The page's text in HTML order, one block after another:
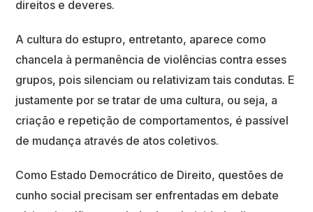
direitos e deveres.
A cultura do estupro, entretanto, aparece como
chancela à permanência de violências contra esses
grupos, pois silenciam ou relativizam tais condutas. E
justamente por se tratar de uma cultura, ou seja, a
criação e repetição de comportamentos, é passível
de mudança através de atos coletivos.
Como Estado Democrático de Direito, questões de
cunho social precisam ser enfrentadas em debate